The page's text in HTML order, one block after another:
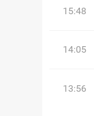
15:48
14:05
13:56